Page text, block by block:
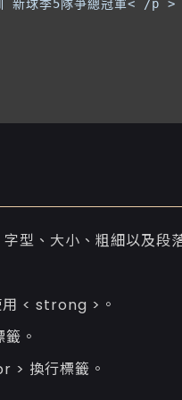
新球季5隊爭總冠軍< /p >
型、大小、粗細以及段
< strong >。
。
> 換行標籤。